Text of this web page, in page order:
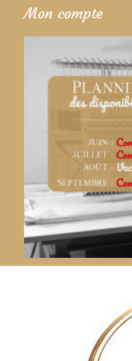
Mon compte